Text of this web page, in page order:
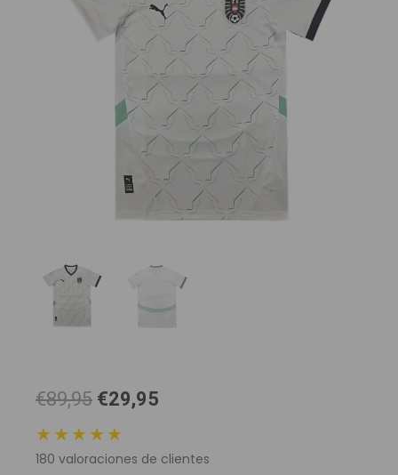
€89,95 El
original
era:
€29,95
es:
★★★★★
180 valoraciones de clientes